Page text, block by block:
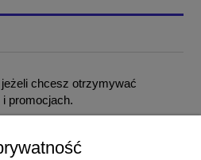
chcesz otrzymywać
promocjach.